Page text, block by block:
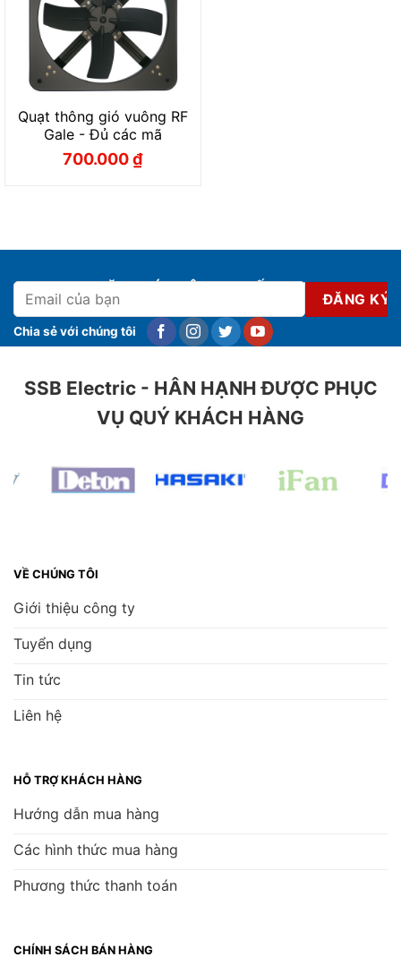
Quạt thông gió vuông RF
Gale - Đủ các mã
Giá
700.000₫
Giá
ĐĂNG KÝ NHẬN KHUYẾN MẠI
Chia sẻ với chúng tôi
SSB Electric - HÂN HẠNH ĐƯỢC PHỤC
VỤ QUÝ KHÁCH HÀNG
VỀ CHÚNG TÔI
Giới thiệu công ty
Tuyển dụng
Tin tức
Liên hệ
HỖ TRỢ KHÁCH HÀNG
Hướng dẫn mua hàng
Các hình thức mua hàng
Phương thức thanh toán
CHÍNH SÁCH BÁN HÀNG